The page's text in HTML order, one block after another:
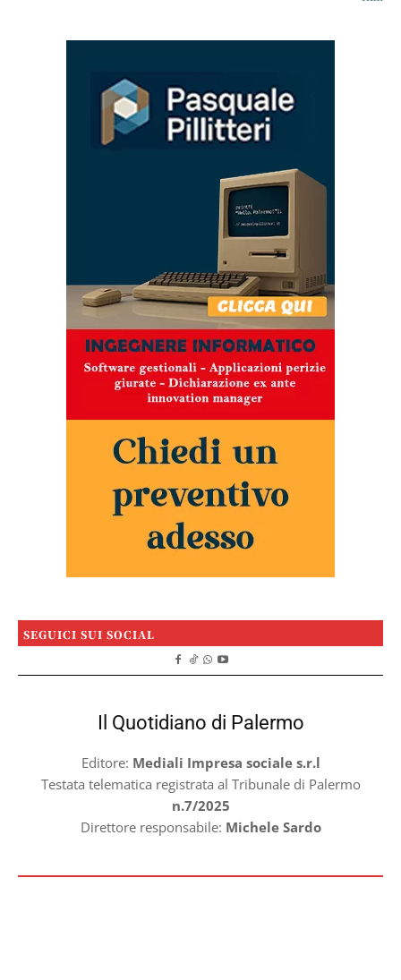
SEGUICI SUI SOCIAL
Il Quotidiano di Palermo
Editore: Mediali Impresa sociale s.r.l
Testata telematica registrata al Tribunale di Palermo
n.7/2025
Direttore responsabile: Michele Sardo